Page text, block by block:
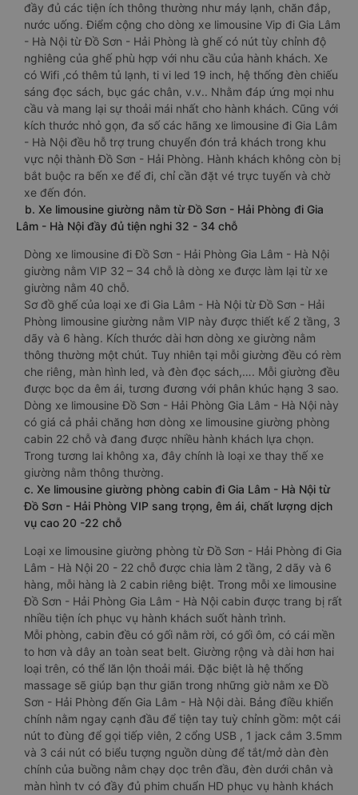
đầy đủ các tiện ích thông thường như máy lạnh, chăn đắp,
nước uống. Điểm cộng cho dòng xe limousine Vip đi Gia Lâm
- Hà Nội từ Đồ Sơn - Hải Phòng là ghế có nút tùy chỉnh độ
nghiêng của ghế phù hợp với nhu cầu của hành khách. Xe
có Wifi ,có thêm tủ lạnh, ti vi led 19 inch, hệ thống đèn chiếu
sáng đọc sách, bục gác chân, v.v.. Nhằm đáp ứng mọi nhu
cầu và mang lại sự thoải mái nhất cho hành khách. Cũng với
kích thước nhỏ gọn, đa số các hãng xe limousine đi Gia Lâm
- Hà Nội đều hỗ trợ trung chuyển đón trả khách trong khu
vực nội thành Đồ Sơn - Hải Phòng. Hành khách không còn bị
bắt buộc ra bến xe để đi, chỉ cần đặt vé trực tuyến và chờ
xe đến đón.
b. Xe limousine giường nằm từ Đồ Sơn - Hải Phòng đi Gia
Lâm - Hà Nội đầy đủ tiện nghi 32 - 34 chỗ
Dòng xe limousine đi Đồ Sơn - Hải Phòng Gia Lâm - Hà Nội
giường nằm VIP 32 – 34 chỗ là dòng xe được làm lại từ xe
giường nằm 40 chỗ.
Sơ đồ ghế của loại xe đi Gia Lâm - Hà Nội từ Đồ Sơn - Hải
Phòng limousine giường nằm VIP này được thiết kế 2 tầng, 3
dãy và 6 hàng. Kích thước dài hơn dòng xe giường nằm
thông thường một chút. Tuy nhiên tại mỗi giường đều có rèm
che riêng, màn hình led, và đèn đọc sách,…. Mỗi giường đều
được bọc da êm ái, tương đương với phân khúc hạng 3 sao.
Dòng xe limousine Đồ Sơn - Hải Phòng Gia Lâm - Hà Nội này
có giá cả phải chăng hơn dòng xe limousine giường phòng
cabin 22 chỗ và đang được nhiều hành khách lựa chọn.
Trong tương lai không xa, đây chính là loại xe thay thế xe
giường nằm thông thường.
c. Xe limousine giường phòng cabin đi Gia Lâm - Hà Nội từ
Đồ Sơn - Hải Phòng VIP sang trọng, êm ái, chất lượng dịch
vụ cao 20 -22 chỗ
Loại xe limousine giường phòng từ Đồ Sơn - Hải Phòng đi Gia
Lâm - Hà Nội 20 - 22 chỗ được chia làm 2 tầng, 2 dãy và 6
hàng, mỗi hàng là 2 cabin riêng biệt. Trong mỗi xe limousine
Đồ Sơn - Hải Phòng Gia Lâm - Hà Nội cabin được trang bị rất
nhiều tiện ích phục vụ hành khách suốt hành trình.
Mỗi phòng, cabin đều có gối nằm rời, có gối ôm, có cái mền
to hơn và dây an toàn seat belt. Giường rộng và dài hơn hai
loại trên, có thể lăn lộn thoải mái. Đặc biệt là hệ thống
massage sẽ giúp bạn thư giãn trong những giờ nằm xe Đồ
Sơn - Hải Phòng đến Gia Lâm - Hà Nội dài. Bảng điều khiển
chính nằm ngay cạnh đầu để tiện tay tuỳ chỉnh gồm: một cái
nút to đùng để gọi tiếp viên, 2 cổng USB , 1 jack cắm 3.5mm
và 3 cái nút có biểu tượng nguồn dùng để tắt/mở dàn đèn
chính của buồng nằm chạy dọc trên đầu, đèn dưới chân và
màn hình tv có đầy đủ phim chuẩn HD phục vụ hành khách